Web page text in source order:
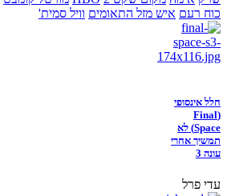
כוח רעם איש מזל התאומים וויל סמית'
חלל אינסופי
(Final
Space) לא
תמשיך אחרי
עונה 3
עדי פרל